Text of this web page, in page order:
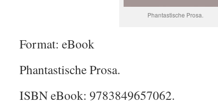
Phantastische Prosa.
Format: eBook
Phantastische Prosa.
ISBN eBook: 9783849657062.